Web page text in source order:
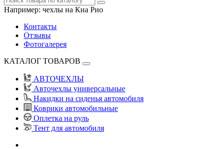
Например: чехлы на Киа Рио
Контакты
Отзывы
Фотогалерея
КАТАЛОГ ТОВАРОВ
АВТОЧЕХЛЫ
Авточехлы универсальные
Накидки на сиденья автомобиля
Коврики автомобильные
Оплетка на руль
Тент для автомобиля